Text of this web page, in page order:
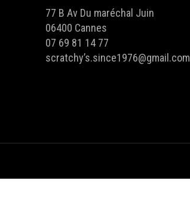
77 B Av Du maréchal Juin
06400 Cannes
07 69 81 14 77
scratchy’s.since1976@gmail.com